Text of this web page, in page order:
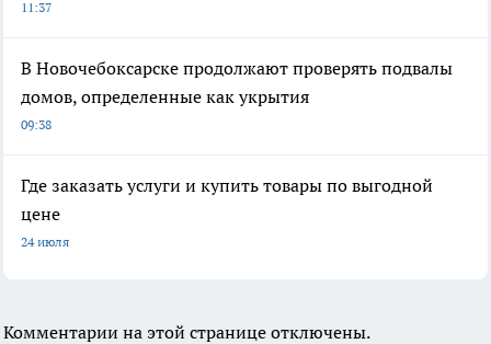
11:37
В Новочебоксарске продолжают проверять подвалы
домов, определенные как укрытия
09:38
Где заказать услуги и купить товары по выгодной
цене
24 июля
Комментарии на этой странице отключены.